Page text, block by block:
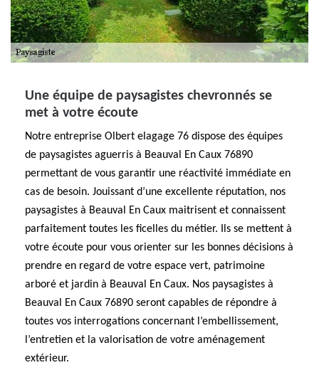
Une équipe de paysagistes chevronnés se
met à votre écoute
Notre entreprise Olbert elagage 76 dispose des équipes
de paysagistes aguerris à Beauval En Caux 76890
permettant de vous garantir une réactivité immédiate en
cas de besoin. Jouissant d’une excellente réputation, nos
paysagistes à Beauval En Caux maitrisent et connaissent
parfaitement toutes les ficelles du métier. Ils se mettent à
votre écoute pour vous orienter sur les bonnes décisions à
prendre en regard de votre espace vert, patrimoine
arboré et jardin à Beauval En Caux. Nos paysagistes à
Beauval En Caux 76890 seront capables de répondre à
toutes vos interrogations concernant l’embellissement,
l’entretien et la valorisation de votre aménagement
extérieur.